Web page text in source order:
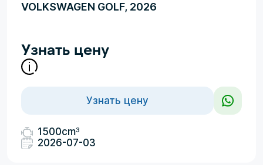
VOLKSWAGEN GOLF, 2026
Узнать цену
Узнать цену
1500cm3
2026-07-03